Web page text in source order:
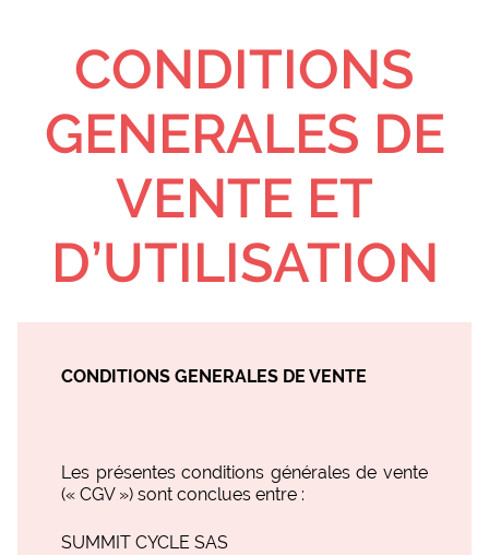
CONDITIONS
GENERALES DE
VENTE ET
D’UTILISATION
CONDITIONS GENERALES DE VENTE
Les présentes conditions générales de vente
(« CGV ») sont conclues entre :
SUMMIT CYCLE SAS